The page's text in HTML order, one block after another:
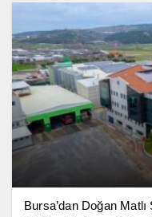
Bursa’dan Doğan